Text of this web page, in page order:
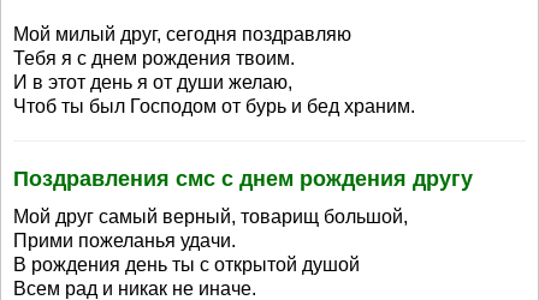
Мой милый друг, сегодня поздравляю
Тебя я с днем рождения твоим.
И в этот день я от души желаю,
Чтоб ты был Господом от бурь и бед храним.
Поздравления смс с днем рождения другу
Мой друг самый верный, товарищ большой,
Прими пожеланья удачи.
В рождения день ты с открытой душой
Всем рад и никак не иначе.